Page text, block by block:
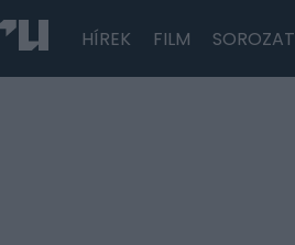
HÍREK FILM